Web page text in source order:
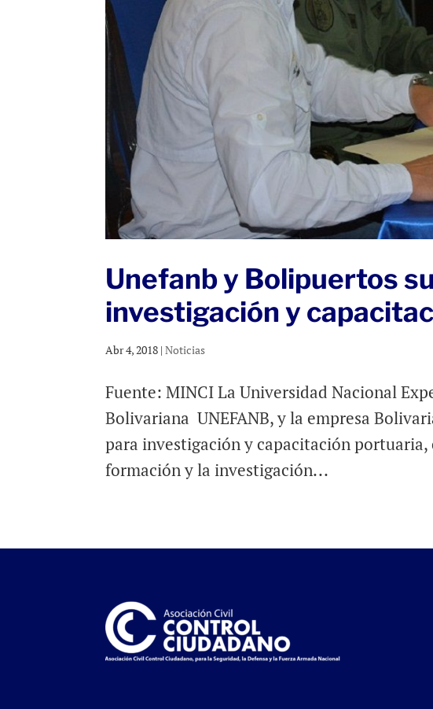
Unefanb y Bolipuertos
investigación y
Abr 4, 2018 |Noticias
Fuente: MINCI La Universidad Nacional
Bolivariana UNEFANB, y la empresa
para investigación y capacitación
formación y la investigación...